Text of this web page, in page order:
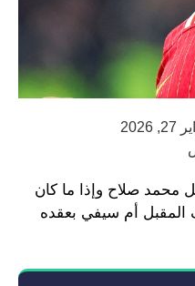
محمد صلاح وإذا ما كان
أم سيفي بعقده